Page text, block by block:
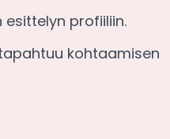
profiiliin.
kohtaamisen